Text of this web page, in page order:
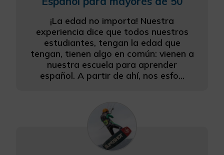
¡La edad no importa! Nuestra
experiencia dice que todos nuestros
estudiantes, tengan la edad que
tengan, tienen algo en común: vienen a
nuestra escuela para aprender
español. A partir de ahí, nos esfo...